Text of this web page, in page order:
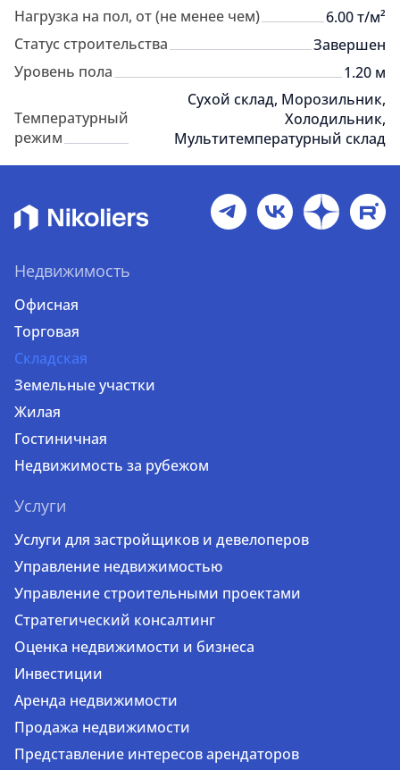
Нагрузка на пол, от (не менее чем)
6.00 т/м²
Статус строительства
Завершен
Уровень пола
1.20 м
Температурный
режим
Сухой склад, Морозильник,
Холодильник,
Мультитемпературный склад
Недвижимость
Офисная
Торговая
Складская
Земельные участки
Жилая
Гостиничная
Недвижимость за рубежом
Услуги
Услуги для застройщиков и девелоперов
Управление недвижимостью
Управление строительными проектами
Стратегический консалтинг
Оценка недвижимости и бизнеса
Инвестиции
Аренда недвижимости
Продажа недвижимости
Представление интересов арендаторов